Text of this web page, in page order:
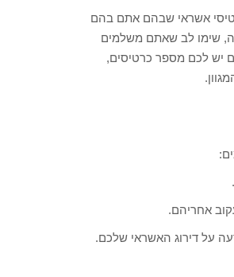
אשראי שבהם אתם בהם
שימו לב שאתם משלמים
יש לכם מספר כרטיסים,
אחריהם.
על דירוג האשראי שלכם.